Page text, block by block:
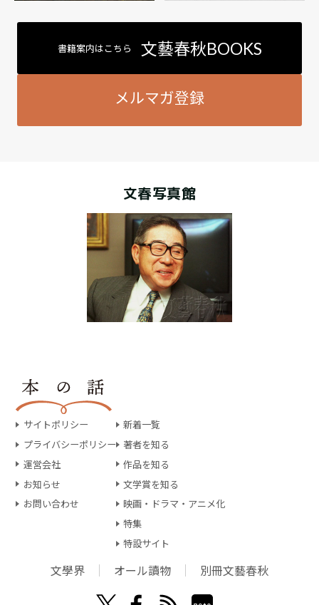
書籍案内はこちら 文藝春秋BOOKS
メルマガ登録
文春写真館
サイトポリシー
プライバシーポリシー
運営会社
お知らせ
お問い合わせ
新着一覧
著者を知る
作品を知る
文学賞を知る
映画・ドラマ・アニメ化
特集
特設サイト
文學界 オール讀物 別冊文藝春秋